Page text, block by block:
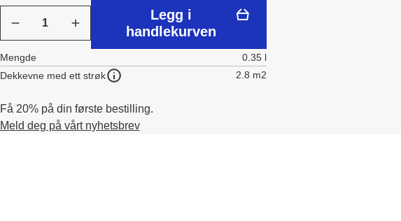
Legg i
handlekurven
Mengde
0.35 l
Dekkevne med ett strøk
2.8 m2
Få 20% på din første bestilling.
Meld deg på vårt nyhetsbrev